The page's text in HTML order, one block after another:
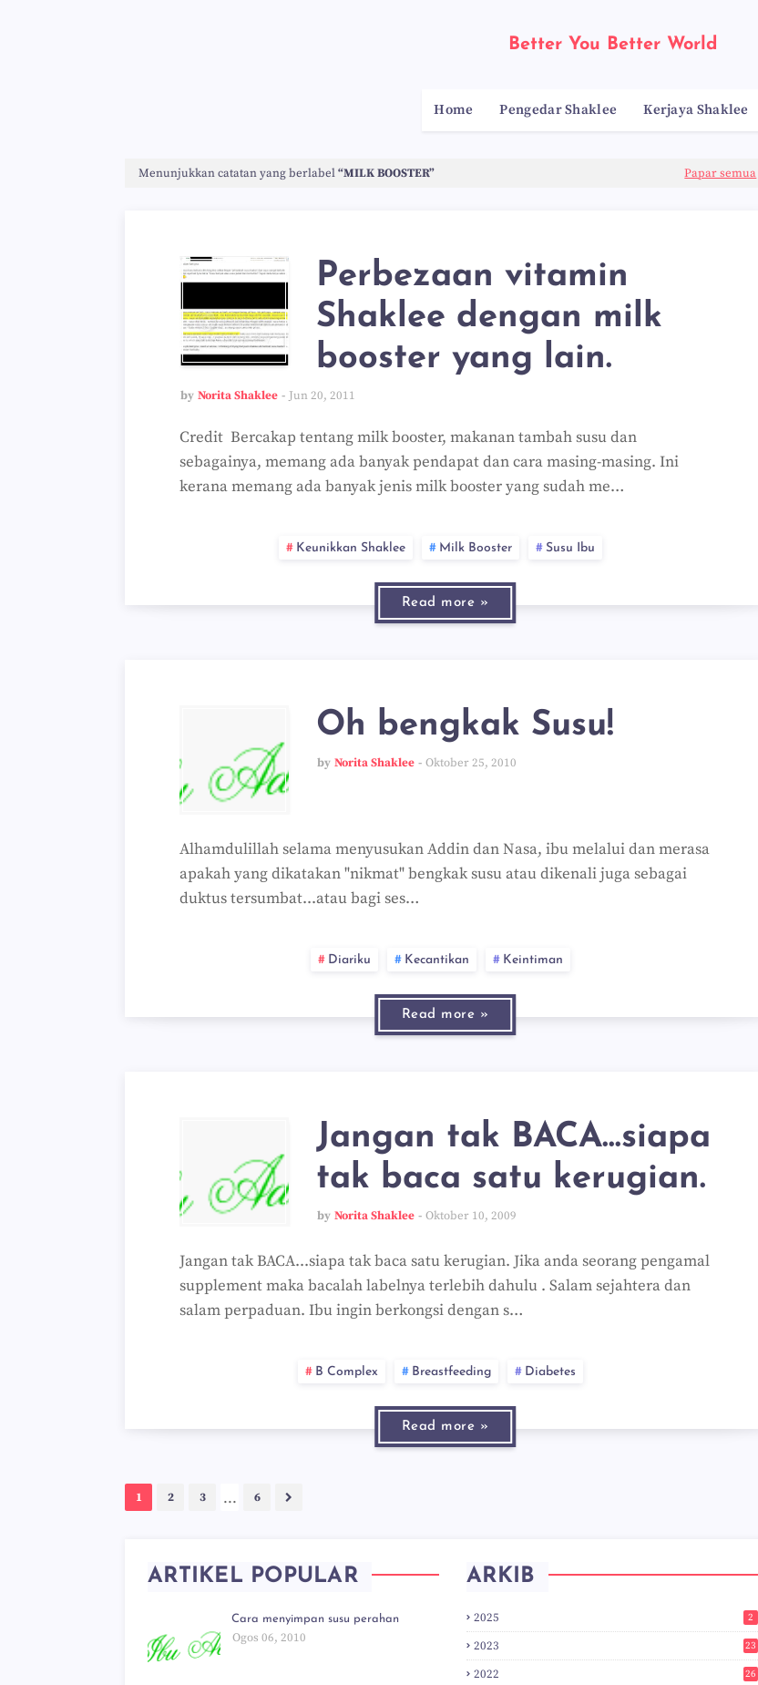
Better You Better World
Home Pengedar Shaklee Kerjaya Shaklee
Menunjukkan catatan yang berlabel MILK BOOSTER Papar semua
Perbezaan vitamin
Shaklee dengan milk
booster yang lain.
by Norita Shaklee Jun 20, 2011
Credit Bercakap tentang milk booster, makanan tambah susu dan
sebagainya, memang ada banyak pendapat dan cara masing-masing. Ini
kerana memang ada banyak jenis milk booster yang sudah me…
Keunikkan Shaklee Milk Booster Susu Ibu
Read more »
Oh bengkak Susu!
by Norita Shaklee Oktober 25, 2010
Alhamdulillah selama menyusukan Addin dan Nasa, ibu melalui dan merasa
apakah yang dikatakan "nikmat" bengkak susu atau dikenali juga sebagai
duktus tersumbat...atau bagi ses…
Diariku Kecantikan Keintiman
Read more »
Jangan tak BACA...siapa
tak baca satu kerugian.
by Norita Shaklee Oktober 10, 2009
Jangan tak BACA...siapa tak baca satu kerugian. Jika anda seorang pengamal
supplement maka bacalah labelnya terlebih dahulu . Salam sejahtera dan
salam perpaduan. Ibu ingin berkongsi dengan s…
B Complex Breastfeeding Diabetes
Read more »
1 2 3 ... 6
ARTIKEL POPULAR
Cara menyimpan susu perahan
Ogos 06, 2010
ARKIB
2025 2
2023 23
2022 26